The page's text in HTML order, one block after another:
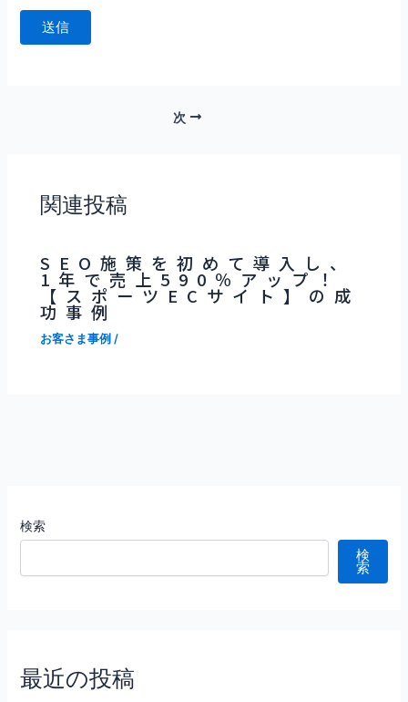
次
関連投稿
SEO施策を初めて導入し、
1年で売上590％アップ！
【スポーツECサイト】の成
功事例
お客さま事例 /
検索
検
索
最近の投稿